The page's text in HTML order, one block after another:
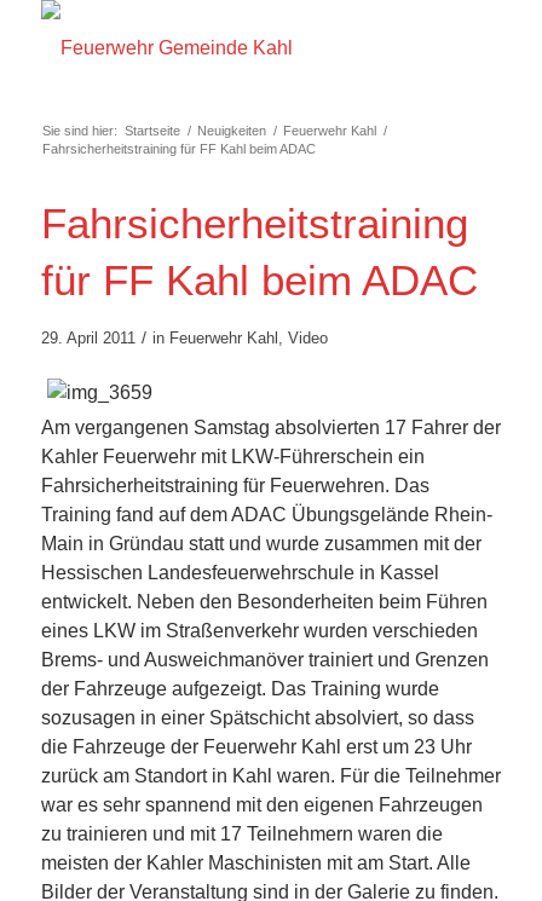
Sie sind hier: Startseite / Neuigkeiten / Feuerwehr Kahl /
Fahrsicherheitstraining für FF Kahl beim ADAC
Fahrsicherheitstraining
für FF Kahl beim ADAC
29. April 2011 / in Feuerwehr Kahl , Video
Am vergangenen Samstag absolvierten 17 Fahrer der
Kahler Feuerwehr mit LKW-Führerschein ein
Fahrsicherheitstraining für Feuerwehren. Das
Training fand auf dem ADAC Übungsgelände Rhein-
Main in Gründau statt und wurde zusammen mit der
Hessischen Landesfeuerwehrschule in Kassel
entwickelt. Neben den Besonderheiten beim Führen
eines LKW im Straßenverkehr wurden verschieden
Brems- und Ausweichmanöver trainiert und Grenzen
der Fahrzeuge aufgezeigt. Das Training wurde
sozusagen in einer Spätschicht absolviert, so dass
die Fahrzeuge der Feuerwehr Kahl erst um 23 Uhr
zurück am Standort in Kahl waren. Für die Teilnehmer
war es sehr spannend mit den eigenen Fahrzeugen
zu trainieren und mit 17 Teilnehmern waren die
meisten der Kahler Maschinisten mit am Start. Alle
Bilder der Veranstaltung sind in der Galerie zu finden.